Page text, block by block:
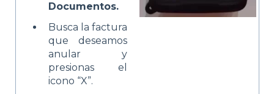
Documentos.
Busca la factura
que deseamos
anular y
presionas el
icono “X”.